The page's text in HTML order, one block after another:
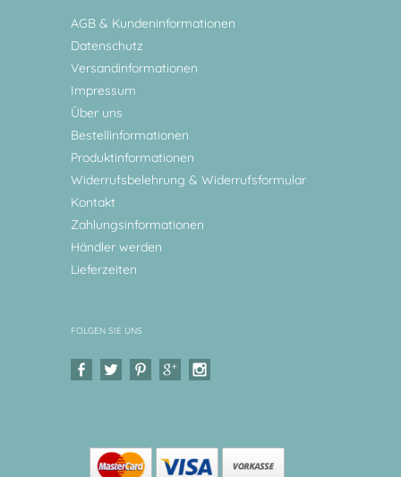
AGB & Kundeninformationen
Datenschutz
Versandinformationen
Impressum
Über uns
Bestellinformationen
Produktinformationen
Widerrufsbelehrung & Widerrufsformular
Kontakt
Zahlungsinformationen
Händler werden
Lieferzeiten
FOLGEN SIE UNS